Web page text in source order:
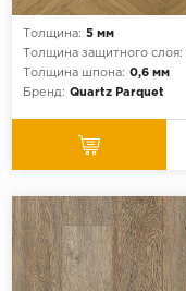
Толщина: 5 мм
Толщина защитного слоя:
Толщина шпона: 0,6 мм
Бренд: Quartz Parquet